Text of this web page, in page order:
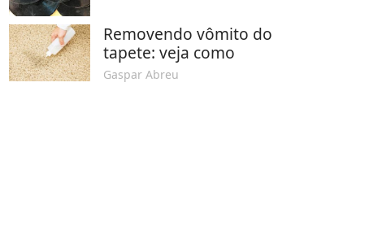
Removendo vômito do
tapete: veja como
Gaspar Abreu